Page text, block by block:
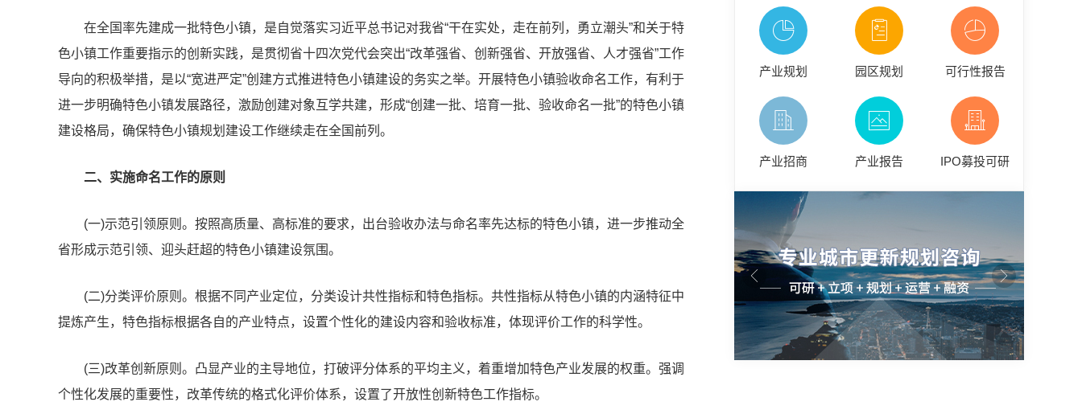
在全国率先建成一批特色小镇，是自觉落实习近平总书记对我省“干在实处，走在前列，勇立潮头”和关于特
色小镇工作重要指示的创新实践，是贯彻省十四次党代会突出“改革强省、创新强省、开放强省、人才强省”工作
导向的积极举措，是以“宽进严定”创建方式推进特色小镇建设的务实之举。开展特色小镇验收命名工作，有利于
进一步明确特色小镇发展路径，激励创建对象互学共建，形成“创建一批、培育一批、验收命名一批”的特色小镇
建设格局，确保特色小镇规划建设工作继续走在全国前列。
二、实施命名工作的原则
(一)示范引领原则。按照高质量、高标准的要求，出台验收办法与命名率先达标的特色小镇，进一步推动全
省形成示范引领、迎头赶超的特色小镇建设氛围。
(二)分类评价原则。根据不同产业定位，分类设计共性指标和特色指标。共性指标从特色小镇的内涵特征中
提炼产生，特色指标根据各自的产业特点，设置个性化的建设内容和验收标准，体现评价工作的科学性。
(三)改革创新原则。凸显产业的主导地位，打破评分体系的平均主义，着重增加特色产业发展的权重。强调
个性化发展的重要性，改革传统的格式化评价体系，设置了开放性创新特色工作指标。
产业规划 园区规划 可行性报告
产业招商 产业报告 IPO募投可研